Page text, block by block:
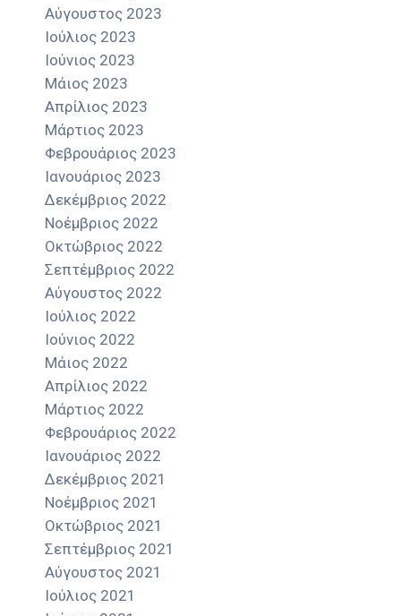
Αύγουστος 2023
Ιούλιος 2023
Ιούνιος 2023
Μάιος 2023
Απρίλιος 2023
Μάρτιος 2023
Φεβρουάριος 2023
Ιανουάριος 2023
Δεκέμβριος 2022
Νοέμβριος 2022
Οκτώβριος 2022
Σεπτέμβριος 2022
Αύγουστος 2022
Ιούλιος 2022
Ιούνιος 2022
Μάιος 2022
Απρίλιος 2022
Μάρτιος 2022
Φεβρουάριος 2022
Ιανουάριος 2022
Δεκέμβριος 2021
Νοέμβριος 2021
Οκτώβριος 2021
Σεπτέμβριος 2021
Αύγουστος 2021
Ιούλιος 2021